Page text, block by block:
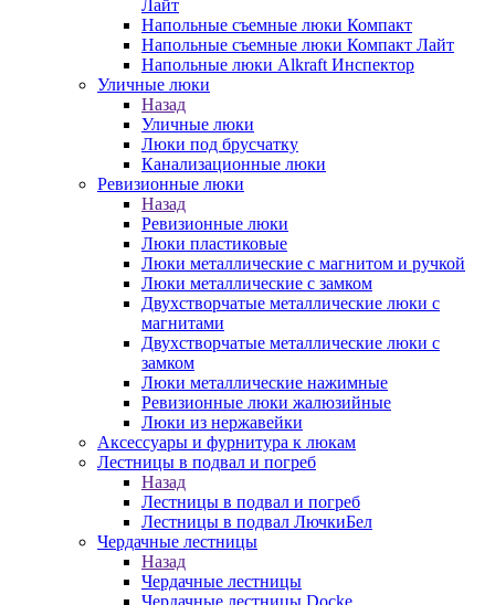
Лайт
Напольные съемные люки Компакт
Напольные съемные люки Компакт Лайт
Напольные люки Alkraft Инспектор
Уличные люки
Назад
Уличные люки
Люки под брусчатку
Канализационные люки
Ревизионные люки
Назад
Ревизионные люки
Люки пластиковые
Люки металлические с магнитом и ручкой
Люки металлические с замком
Двухстворчатые металлические люки с
магнитами
Двухстворчатые металлические люки с
замком
Люки металлические нажимные
Ревизионные люки жалюзийные
Люки из нержавейки
Аксессуары и фурнитура к люкам
Лестницы в подвал и погреб
Назад
Лестницы в подвал и погреб
Лестницы в подвал ЛючкиБел
Чердачные лестницы
Назад
Чердачные лестницы
Чердачные лестницы Docke